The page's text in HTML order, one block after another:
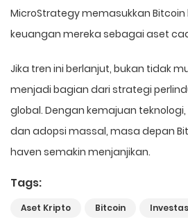
MicroStrategy memasukkan
keuangan mereka sebagai aset
Jika tren ini berlanjut, bukan tidak
menjadi bagian dari strategi
global. Dengan kemajuan
dan adopsi massal, masa depan
haven semakin menjanjikan.
Tags:
Aset Kripto Bitcoin